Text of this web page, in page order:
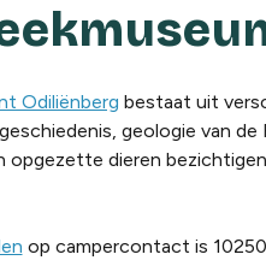
Odiliënberg bestaat uit
geologie van
opgezette dieren
op campercontact is